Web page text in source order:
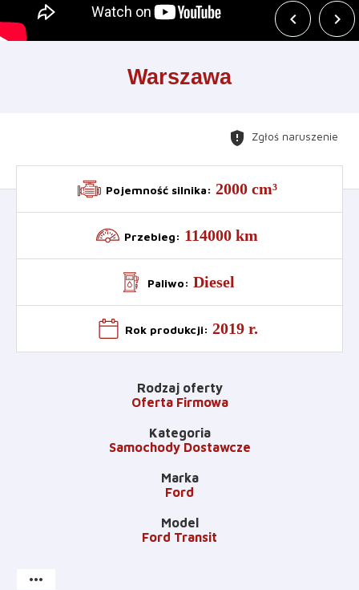
chevron_left chevron_right
Leaflet
Warszawa
gpp_maybe Zgłoś naruszenie
Pojemność silnika: 2000 cm³
Przebieg: 114000 km
Paliwo: Diesel
Rok produkcji: 2019 r.
Rodzaj oferty
Oferta Firmowa
Kategoria
Samochody Dostawcze
Marka
Ford
Model
Ford Transit
more_horiz